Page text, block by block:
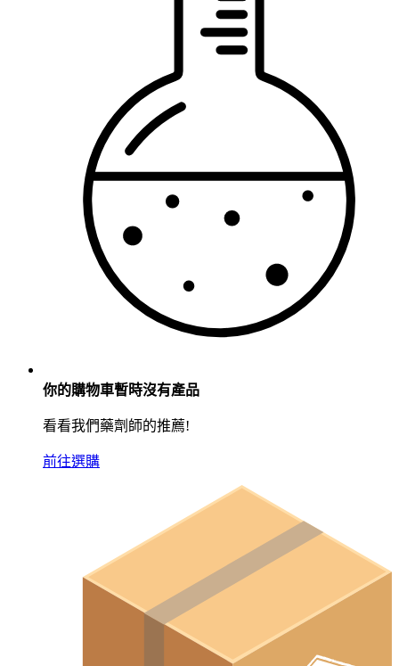
你的購物車暫時沒有產品
看看我們藥劑師的推薦!
前往選購